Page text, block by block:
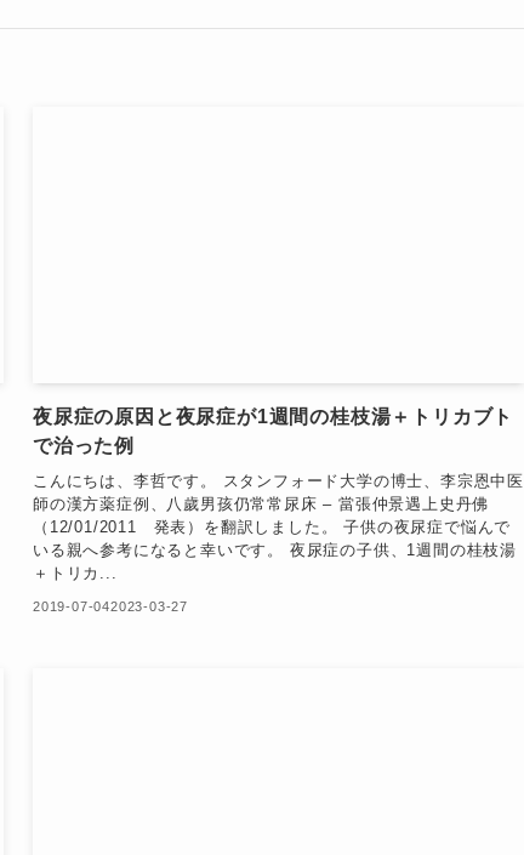
夜尿症の原因と夜尿症が1週間の桂枝湯＋トリカブト
で治った例
こんにちは、李哲です。 スタンフォード大学の博士、李宗恩中医
師の漢方薬症例、八歲男孩仍常常尿床 – 當張仲景遇上史丹佛
（12/01/2011 発表）を翻訳しました。 子供の夜尿症で悩んで
いる親へ参考になると幸いです。 夜尿症の子供、1週間の桂枝湯
＋トリカ...
2019-07-042023-03-27